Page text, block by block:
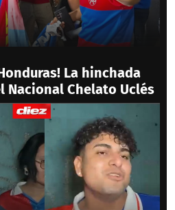
La hinchada
Nacional Chelato Uclés